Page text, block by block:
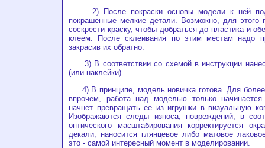
2) После покраски основы модели к ней
покрашенные мелкие детали. Возможно, для этого
соскрести краску, чтобы добраться до пластика и
клеем. После склеивания по этим местам надо
закрасив их обратно.
3) В соответствии со схемой в инструкции
(или наклейки).
4) В принципе, модель новичка готова. Для более
впрочем, работа над моделью только
начнет превращать ее из игрушки в визуальную
Изображаются следы износа, повреждений, в
оптического масштабирования корректируется
декали, наносится глянцевое либо матовое
это - самой интересный момент в моделировании.